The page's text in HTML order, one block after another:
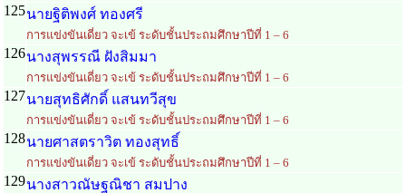
125นายฐิติพงศ์ ทองศรี
การแข่งขันเดี่ยว จะเข้ ระดับชั้นประถมศึกษาปีที่ 1 – 6
126นางสุพรรณี ฝังสิมมา
การแข่งขันเดี่ยว จะเข้ ระดับชั้นประถมศึกษาปีที่ 1 – 6
127นายสุทธิศักดิ์ แสนทวีสุข
การแข่งขันเดี่ยว จะเข้ ระดับชั้นประถมศึกษาปีที่ 1 – 6
128นายศาสตราวิต ทองสุทธิ์
การแข่งขันเดี่ยว จะเข้ ระดับชั้นประถมศึกษาปีที่ 1 – 6
129นางสาวณัษฐณิชา สมปาง